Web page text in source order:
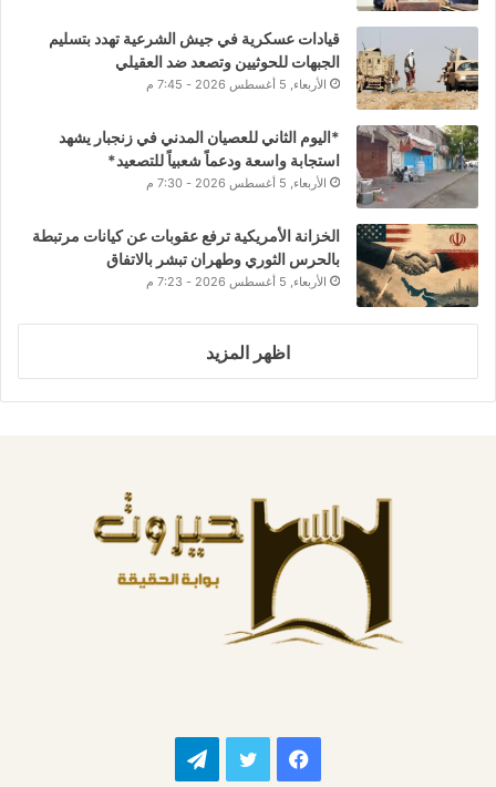
قيادات عسكرية في جيش الشرعية تهدد بتسليم
الجبهات للحوثيين وتصعد ضد العقيلي
الأربعاء, 5 أغسطس 2026 - 7:45 م
*اليوم الثاني للعصيان المدني في زنجبار يشهد
استجابة واسعة ودعماً شعبياً للتصعيد*
الأربعاء, 5 أغسطس 2026 - 7:30 م
الخزانة الأمريكية ترفع عقوبات عن كيانات مرتبطة
بالحرس الثوري وطهران تبشر بالاتفاق
الأربعاء, 5 أغسطس 2026 - 7:23 م
اظهر المزيد
فيسبوك تويتر تيلقرام